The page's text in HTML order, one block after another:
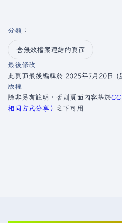
分類 ：​
含無效檔案連結的頁面
最後修改
此頁面最後編輯於 2025年7月20日 (
版權
除非另有註明，否則頁面內容基於
相同方式分享） 之下可用